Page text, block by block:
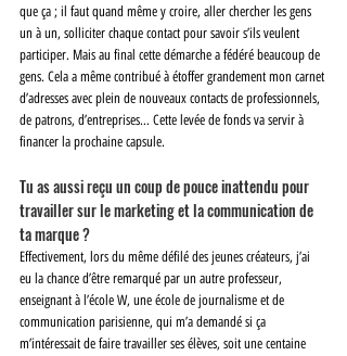
que ça ; il faut quand même y croire, aller chercher les gens
un à un, solliciter chaque contact pour savoir s’ils veulent
participer. Mais au final cette démarche a fédéré beaucoup de
gens. Cela a même contribué à étoffer grandement mon carnet
d’adresses avec plein de nouveaux contacts de professionnels,
de patrons, d’entreprises… Cette levée de fonds va servir à
financer la prochaine capsule.
Tu as aussi reçu un coup de pouce inattendu pour
travailler sur le marketing et la communication de
ta marque ?
Effectivement, lors du même défilé des jeunes créateurs, j’ai
eu la chance d’être remarqué par un autre professeur,
enseignant à l’école W, une école de journalisme et de
communication parisienne, qui m’a demandé si ça
m’intéressait de faire travailler ses élèves, soit une centaine